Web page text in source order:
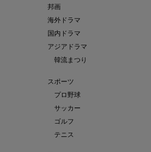
邦画
海外ドラマ
国内ドラマ
アジアドラマ
韓流まつり
スポーツ
プロ野球
サッカー
ゴルフ
テニス